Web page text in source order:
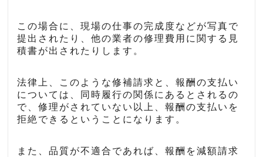
この場合に、現場の仕事の完成度などが写真で
提出されたり、他の業者の修理費用に関する見
積書が出されたりします。
法律上、このような修補請求と、報酬の支払い
については、同時履行の関係にあるとされるの
で、修理がされていない以上、報酬の支払いを
拒絶できるということになります。
また、品質が不適合であれば、報酬を減額請求